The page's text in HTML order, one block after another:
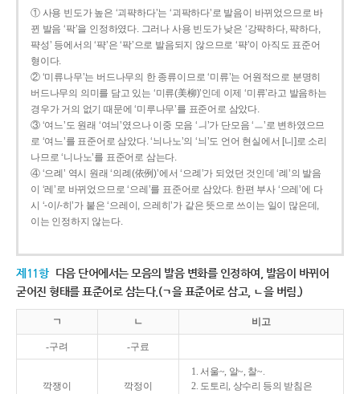
① 사용 빈도가 높은 ‘괴퍅하다’는 ‘괴팍하다’로 발음이 바뀌었으므로 바
뀐 발음 ‘팍’을 인정하였다. 그러나 사용 빈도가 낮은 ‘강퍅하다, 퍅하다,
퍅성’ 등에서의 ‘퍅’은 ‘팍’으로 발음되지 않으므로 ‘퍅’이 아직도 표준어
형이다.
② ‘미류나무’는 버드나무의 한 종류이므로 ‘미류’는 어원적으로 분명히
버드나무의 의미를 담고 있는 ‘미류(美柳)’인데 이제 ‘미류’라고 발음하는
경우가 거의 없기 때문에 ‘미루나무’를 표준어로 삼았다.
③ ‘여느’도 원래 ‘여늬’였으나 이중 모음 ‘ㅢ’가 단모음 ‘ㅡ’로 변하였으므
로 ‘여느’를 표준어로 삼았다. ‘늬나노’의 ‘늬’도 언어 현실에서 [니]로 소리
나므로 ‘니나노’를 표준어로 삼는다.
④ ‘으례’ 역시 원래 ‘의례(依例)’에서 ‘으례’가 되었던 것인데 ‘례’의 발음
이 ‘레’로 바뀌었으므로 ‘으레’를 표준어로 삼았다. 한편 부사 ‘으레’에 다
시 ‘-이/-히’가 붙은 ‘으레이, 으레히’가 같은 뜻으로 쓰이는 일이 많은데,
이는 인정하지 않는다.
제11항 다음 단어에서는 모음의 발음 변화를 인정하여, 발음이 바뀌어
굳어진 형태를 표준어로 삼는다.(ㄱ을 표준어로 삼고, ㄴ을 버림.)
ㄱ ㄴ 비고
-구려 -구료
깍쟁이 깍정이
1. 서울~, 알~, 찰~.
2. 도토리, 상수리 등의 받침은